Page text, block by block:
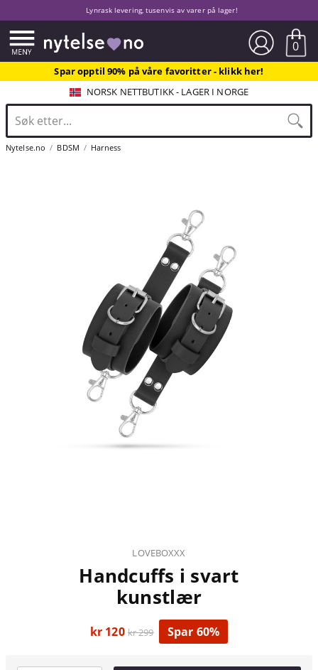
Lynrask levering, tusenvis av varer på lager!
0
Spar opptil 90% på våre favoritter - klikk her!
NORSK NETTBUTIKK - LAGER I NORGE
Nytelse.no BDSM Harness
LOVEBOXXX
Handcuffs i svart
kunstlær
kr 120 kr 299 Spar 60%